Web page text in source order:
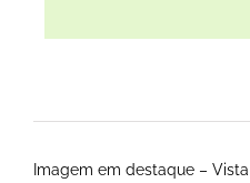
Imagem em destaque –